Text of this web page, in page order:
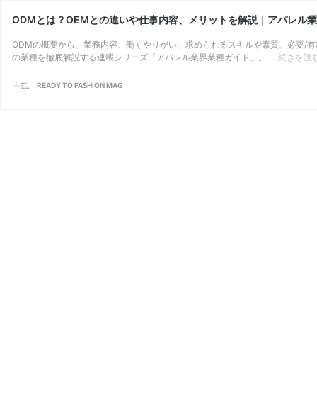
ODMとは？OEMとの違いや仕事内容、メリットを解説｜アパレル
ODMの概要から、業務内容、働くやりがい、求められるスキルや素質、必要/
の業種を徹底解説する連載シリーズ「アパレル業界業種ガイド」。 … 続きを読
READY TO FASHION MAG